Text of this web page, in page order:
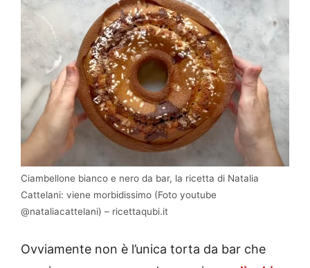
Ciambellone bianco e nero da bar, la ricetta di Natalia
Cattelani: viene morbidissimo (Foto youtube
@nataliacattelani) – ricettaqubi.it
Ovviamente non è l’unica torta da bar che